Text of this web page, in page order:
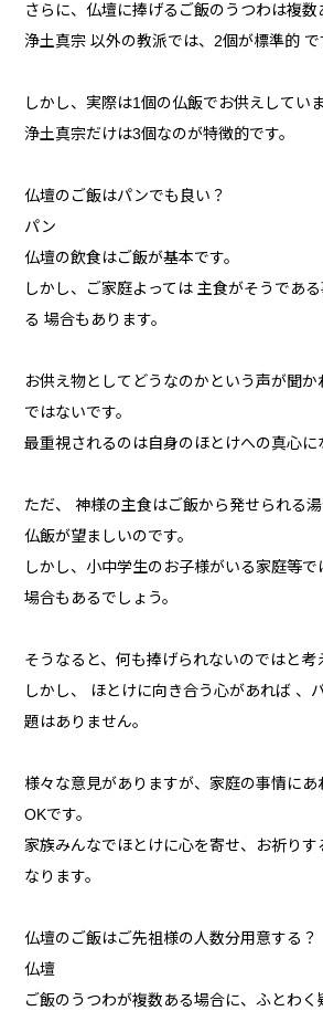
さらに、仏壇に捧げるご飯のうつわは複数
浄土真宗 以外の教派では、2個が標準的 で
しかし、実際は1個の仏飯でお供えしていま
浄土真宗だけは3個なのが特徴的です。
仏壇のご飯はパンでも良い？
パン
仏壇の飲食はご飯が基本です。
しかし、ご家庭よっては 主食がそうであ
る 場合もあります。
お供え物としてどうなのかという声が聞
ではないです。
最重視されるのは自身のほとけへの真心に
ただ、 神様の主食はご飯から発せられる
仏飯が望ましいのです。
しかし、小中学生のお子様がいる家庭等
場合もあるでしょう。
そうなると、何も捧げられないのではと考
しかし、 ほとけに向き合う心があれば 、
題はありません。
様々な意見がありますが、家庭の事情にあ
OKです。
家族みんなでほとけに心を寄せ、お祈りす
なります。
仏壇のご飯はご先祖様の人数分用意する？
仏壇
ご飯のうつわが複数ある場合に、ふとわく